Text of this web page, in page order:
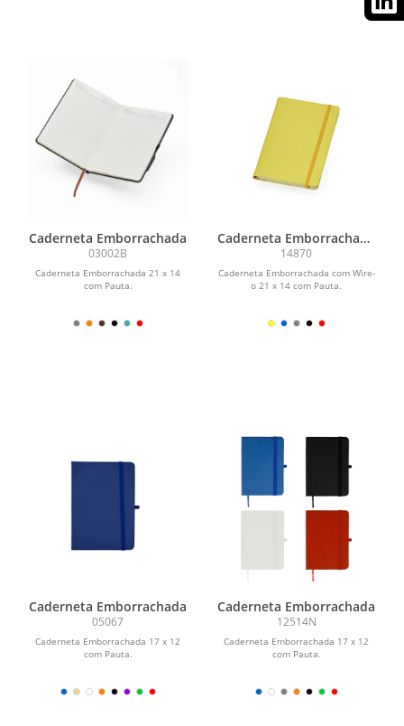
Caderneta Emborrachada
03002B
Caderneta Emborrachada 21 x 14
com Pauta.
Caderneta Emborrachada
com Wire-o
14870
Caderneta Emborrachada com Wire-
o 21 x 14 com Pauta.
Caderneta Emborrachada
05067
Caderneta Emborrachada 17 x 12
com Pauta.
Caderneta Emborrachada
12514N
Caderneta Emborrachada 17 x 12
com Pauta.